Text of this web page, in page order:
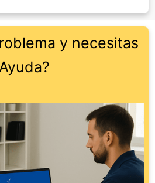
y necesitas
Ayuda?